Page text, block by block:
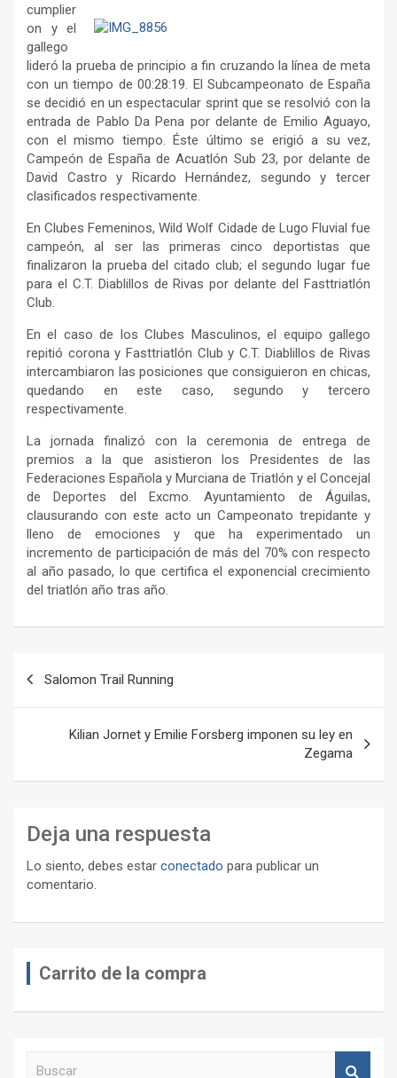
cumplier
on y el
gallego
lideró la prueba de principio a fin cruzando la línea de meta
con un tiempo de 00:28:19. El Subcampeonato de España
se decidió en un espectacular sprint que se resolvió con la
entrada de Pablo Da Pena por delante de Emilio Aguayo,
con el mismo tiempo. Éste último se erigió a su vez,
Campeón de España de Acuatlón Sub 23, por delante de
David Castro y Ricardo Hernández, segundo y tercer
clasificados respectivamente.
En Clubes Femeninos, Wild Wolf Cidade de Lugo Fluvial fue
campeón, al ser las primeras cinco deportistas que
finalizaron la prueba del citado club; el segundo lugar fue
para el C.T. Diablillos de Rivas por delante del Fasttriatlón
Club.
En el caso de los Clubes Masculinos, el equipo gallego
repitió corona y Fasttriatlón Club y C.T. Diablillos de Rivas
intercambiaron las posiciones que consiguieron en chicas,
quedando en este caso, segundo y tercero
respectivamente.
La jornada finalizó con la ceremonia de entrega de
premios a la que asistieron los Presidentes de las
Federaciones Española y Murciana de Triatlón y el Concejal
de Deportes del Excmo. Ayuntamiento de Águilas,
clausurando con este acto un Campeonato trepidante y
lleno de emociones y que ha experimentado un
incremento de participación de más del 70% con respecto
al año pasado, lo que certifica el exponencial crecimiento
del triatlón año tras año.
Salomon Trail Running
Kilian Jornet y Emilie Forsberg imponen su ley en
Zegama
Deja una respuesta
Lo siento, debes estar conectado para publicar un
comentario.
Carrito de la compra